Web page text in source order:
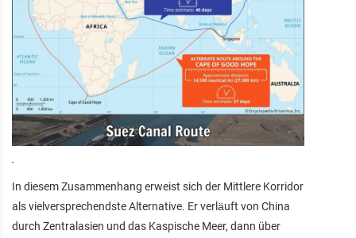
In diesem Zusammenhang erweist sich der Mittlere Korridor
als vielversprechendste Alternative. Er verläuft von China
durch Zentralasien und das Kaspische Meer, dann über